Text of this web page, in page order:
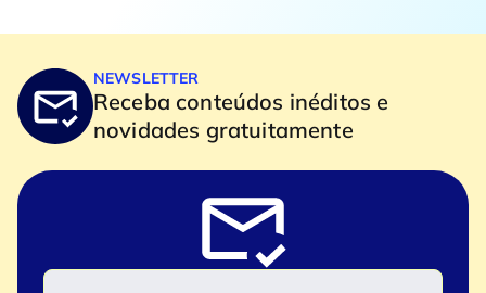
NEWSLETTER
Receba conteúdos inéditos e
novidades gratuitamente